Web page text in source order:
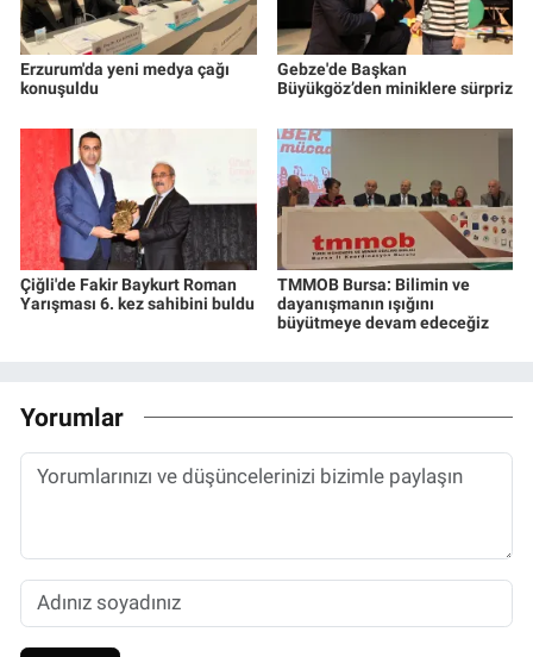
Erzurum'da yeni medya çağı
konuşuldu
Gebze'de Başkan
Büyükgöz’den miniklere sürpriz
Çiğli'de Fakir Baykurt Roman
Yarışması 6. kez sahibini buldu
TMMOB Bursa: Bilimin ve
dayanışmanın ışığını
büyütmeye devam edeceğiz
Yorumlar